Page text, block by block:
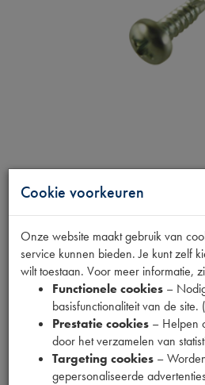
SCHROEF
RUITLIJST
Productnummer
6540023
0,27 (€0,22excl. btw)
Cookie voorkeuren
Onze website maakt gebruik van
service kunnen bieden. Je kunt zelf
wilt toestaan. Voor meer informatie,
Functionele cookies –
basisfunctionaliteit van de
Prestatie cookies – Helpen
door het verzamelen van
Targeting cookies –
gepersonaliseerde